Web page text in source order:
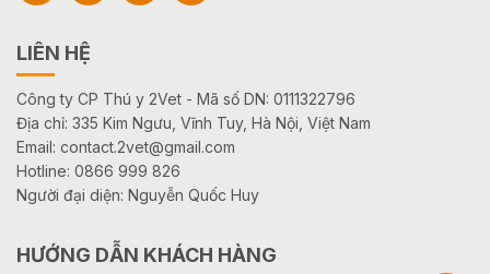
LIÊN HỆ
Công ty CP Thú y 2Vet - Mã số DN: 0111322796
Địa chỉ: 335 Kim Ngưu, Vĩnh Tuy, Hà Nội, Việt Nam
Email: contact.2vet@gmail.com
Hotline: 0866 999 826
Người đại diện: Nguyễn Quốc Huy
HƯỚNG DẪN KHÁCH HÀNG